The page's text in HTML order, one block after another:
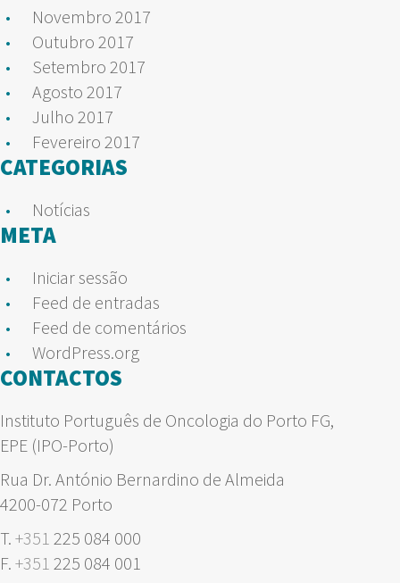
Novembro 2017
Outubro 2017
Setembro 2017
Agosto 2017
Julho 2017
Fevereiro 2017
CATEGORIAS
Notícias
META
Iniciar sessão
Feed de entradas
Feed de comentários
WordPress.org
CONTACTOS
Instituto Português de Oncologia do Porto FG,
EPE (IPO-Porto)
Rua Dr. António Bernardino de Almeida
4200-072 Porto
T. +351 225 084 000
F. +351 225 084 001